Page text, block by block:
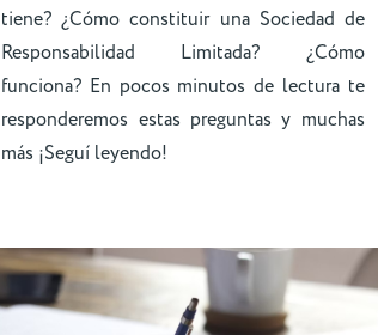
tiene? ¿Cómo constituir una Sociedad de
Responsabilidad Limitada? ¿Cómo
funciona? En pocos minutos de lectura te
responderemos estas preguntas y muchas
más ¡Seguí leyendo!